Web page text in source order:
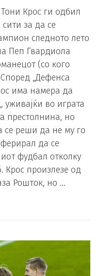
Крос ги одбил
за да се
следното лето
Пеп Гвардиола
(со кого
„Дефенса
има намера да
во играта
престолнина, но
се реши да не му го
да се
фудбал отколку
Крос произлезе од
Рошток, но …